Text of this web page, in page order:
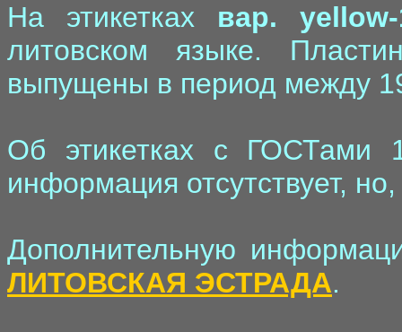
На этикетках вар.
литовском языке.
выпущены в период между
Об этикетках с ГОСТами
информация отсутствует,
Дополнительную
ЛИТОВСКАЯ ЭСТРАДА.